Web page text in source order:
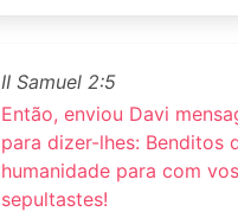
II Samuel 2:5
Então, enviou Davi
para dizer-lhes: Benditos
humanidade para com
sepultastes!